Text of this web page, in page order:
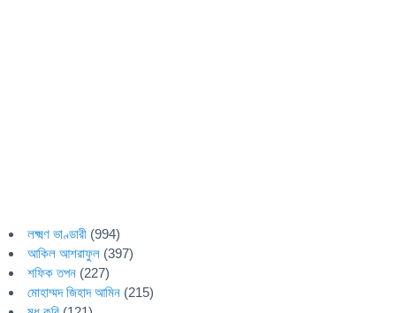
লক্ষ্মণ ভাণ্ডারী (994)
আকিল আশরাফুল (397)
শফিক তপন (227)
মোহাম্মদ জিহাদ আমিন (215)